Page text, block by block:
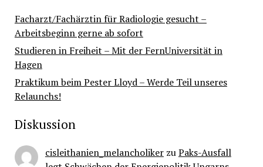
Facharzt/Fachärztin für Radiologie gesucht –
Arbeitsbeginn gerne ab sofort
Studieren in Freiheit – Mit der FernUniversität in
Hagen
Praktikum beim Pester Lloyd – Werde Teil unseres
Relaunchs!
Diskussion
cisleithanien_melancholikerzuPaks-Ausfall